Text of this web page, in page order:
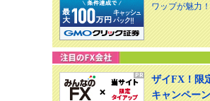
ワップが魅力！
ザイFX！限
キャンペー